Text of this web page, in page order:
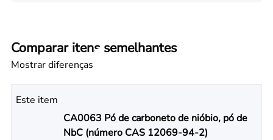
Comparar itens semelhantes
Mostrar diferenças
Este item
CA0063 Pó de carboneto de nióbio, pó de
NbC (número CAS 12069-94-2)